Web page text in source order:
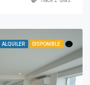
ALQUILER DISPONIBLE